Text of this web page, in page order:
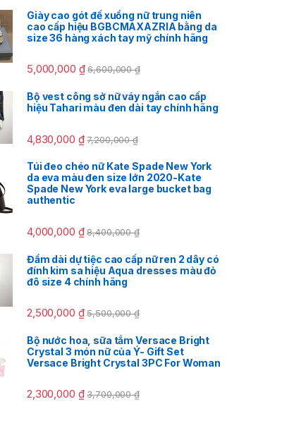
Giày cao gót đế xuồng nữ trung niên
cao cấp hiệu BGBCMAXAZRIA bằng da
size 36 hàng xách tay mỹ chính hãng
5,000,000 ₫ 6,600,000₫
Bộ vest công sở nữ váy ngắn cao cấp
hiệu Tahari màu đen dài tay chính hãng
4,830,000 ₫ 7,200,000₫
Túi đeo chéo nữ Kate Spade New York
da eva màu đen size lớn 2020-Kate
Spade New York eva large bucket bag
authentic
4,000,000 ₫ 8,400,000₫
Đầm dài dự tiệc cao cấp nữ ren 2 dây có
đính kim sa hiệu Aqua dresses màu đỏ
đô size 4 chính hãng
2,500,000 ₫ 5,500,000₫
Bộ nước hoa, sữa tắm Versace Bright
Crystal 3 món nữ của Ý- Gift Set
Versace Bright Crystal 3PC For Woman
2,300,000 ₫ 3,700,000₫